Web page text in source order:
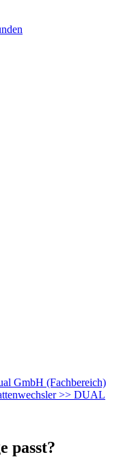
GmbH (Fachbereich)
>> DUAL
passt?